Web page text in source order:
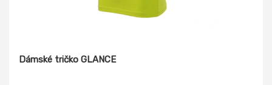
Dámské tričko GLANCE